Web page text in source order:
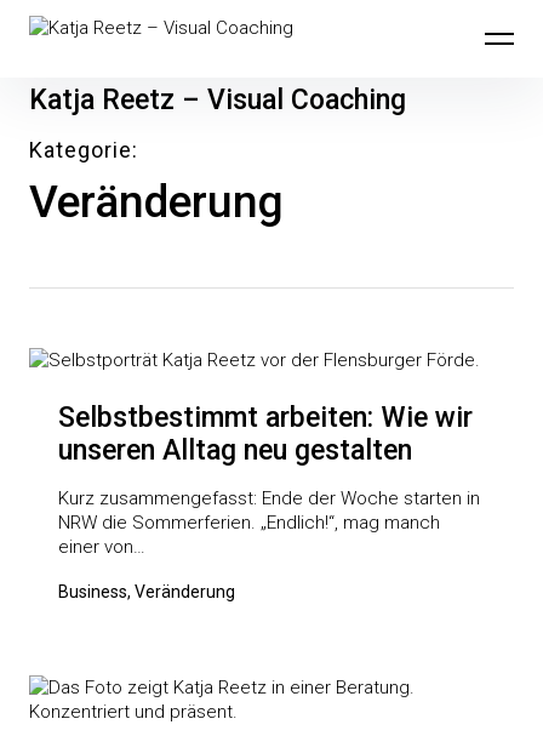
Inhalte
überspringen
Katja Reetz – Visual Coaching
Kategorie
Veränderung
Selbstbestimmt arbeiten: Wie wir
unseren Alltag neu gestalten
Kurz zusammengefasst: Ende der Woche starten in
NRW die Sommerferien. „Endlich!“, mag manch
einer von…
Business, Veränderung